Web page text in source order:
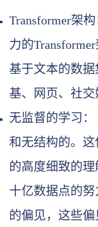
Transformer架
力的
基于文本的数
基、网页、社交
无监督的学习：
和无结构的。
的高度细致的
十亿数据点的
的偏见，这些